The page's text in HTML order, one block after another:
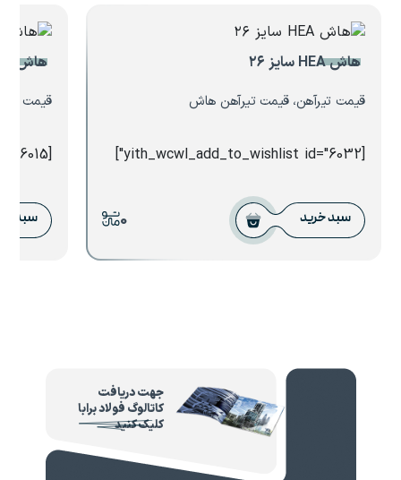
هاش HEA سایز ۲۶
قیمت تیرآهن، قیمت تیرآهن هاش
[yith_wcwl_add_to_wishlist id="6032"]
سبد خرید 0
هاش HEB سایز ۲۸
قیمت
[yith_wcwl_add_to_wishlist id="6015"]
سبد
جهت دریافت
کاتالوگ فولاد برابا
کلیک کنید